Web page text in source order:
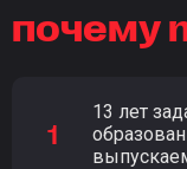
почему
13 лет